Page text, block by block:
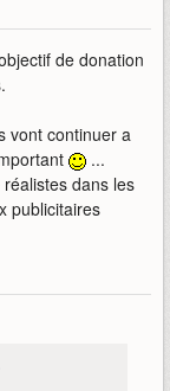
de donation
vont continuer a
...
dans les
publicitaires